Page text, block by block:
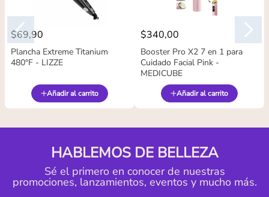
$69,90
Plancha Extreme Titanium
480°F - LIZZE
Añadir al carrito
$340,00
Booster Pro X2 7 en 1 para
Cuidado Facial Pink -
MEDICUBE
Añadir al carrito
HABLEMOS DE BELLEZA
Sé el primero en conocer de nuestras
promociones, lanzamientos, eventos y mucho más.